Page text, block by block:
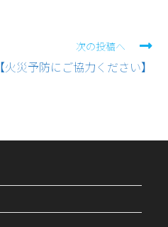
次の投稿へ
【火災予防にご協力ください】